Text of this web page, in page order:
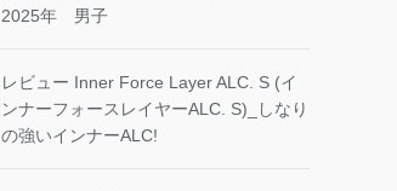
2025年 男子
レビュー Inner Force Layer ALC. S (イ
ンナーフォースレイヤーALC. S)_しなり
の強いインナーALC!